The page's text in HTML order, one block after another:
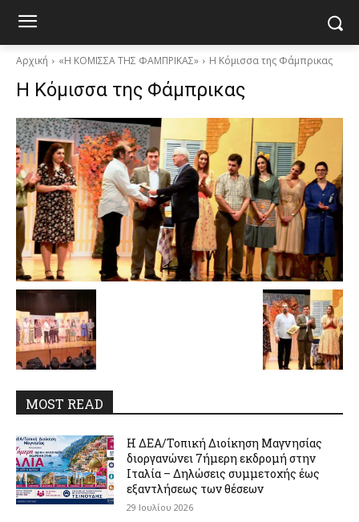
Αρχική «Η ΚΟΜΙΣΣΑ ΤΗΣ ΦΑΜΠΡΙΚΑΣ» Η Κόμισσα της Φάμπρικας
Η Κόμισσα της Φάμπρικας
MOST READ
Η ΔΕΑ/Τοπική Διοίκηση Μαγνησίας
διοργανώνει 7ήμερη εκδρομή στην
Ιταλία – Δηλώσεις συμμετοχής έως
εξαντλήσεως των θέσεων
29 Ιουλίου 2026